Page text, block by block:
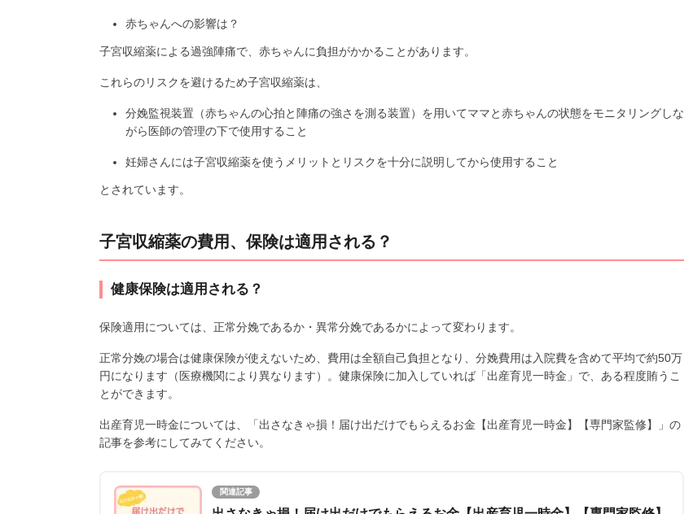
赤ちゃんへの影響は？
子宮収縮薬による過強陣痛で、赤ちゃんに負担がかかることがあります。
これらのリスクを避けるため子宮収縮薬は、
分娩監視装置（赤ちゃんの心拍と陣痛の強さを測る装置）を用いてママと赤ちゃんの状態をモニタリングしな
がら医師の管理の下で使用すること
妊婦さんには子宮収縮薬を使うメリットとリスクを十分に説明してから使用すること
とされています。
子宮収縮薬の費用、保険は適用される？
健康保険は適用される？
保険適用については、正常分娩であるか・異常分娩であるかによって変わります。
正常分娩の場合は健康保険が使えないため、費用は全額自己負担となり、分娩費用は入院費を含めて平均で約50万
円になります（医療機関により異なります）。健康保険に加入していれば「出産育児一時金」で、ある程度賄うこ
とができます。
出産育児一時金については、「出さなきゃ損！届け出だけでもらえるお金【出産育児一時金】【専門家監修】」の
記事を参考にしてみてください。
関連記事